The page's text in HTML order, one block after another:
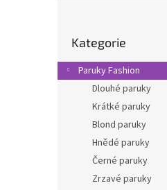
r
a
kategorie
Kategorie
Paruky Fashion
Dlouhé paruky
Krátké paruky
Blond paruky
Hnědé paruky
Černé paruky
Zrzavé paruky